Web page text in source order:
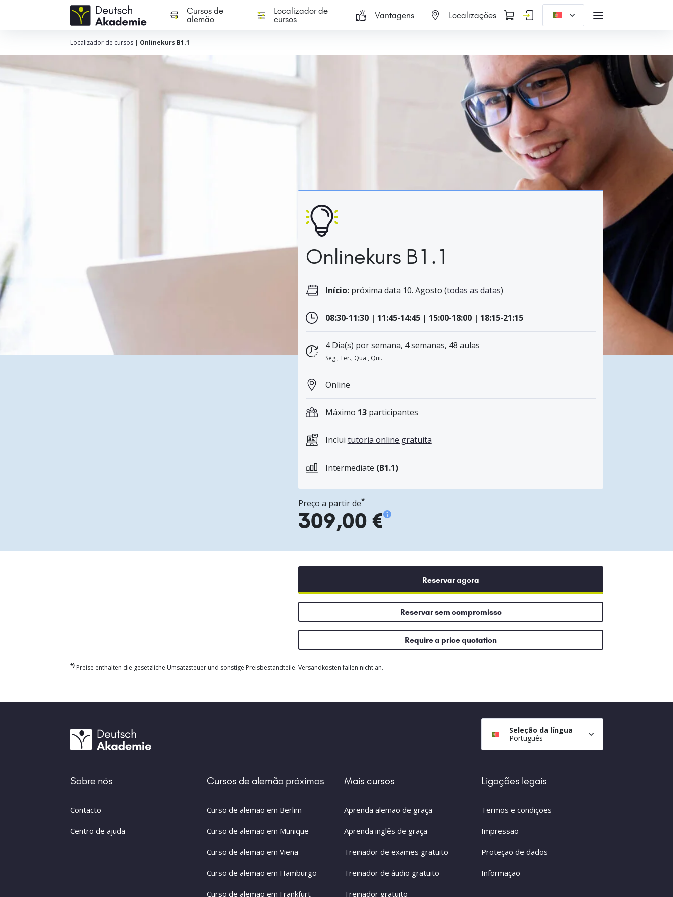
Cursos de
alemão
Localizador de
cursos
Vantagens Localizações
Localizador de cursos| Onlinekurs B1.1
Onlinekurs B1.1
Início:próxima data 10. Agosto (todas as datas)
08:30-11:30 | 11:45-14:45 | 15:00-18:00 | 18:15-21:15
4 Dia(s) por semana, 4 semanas, 48 aulas
Seg., Ter., Qua., Qui.
Online
Máximo 13participantes
Inclui tutoria online gratuita
Intermediate (B1.1)
Preço a partir de*
309,00 €
Reservar agora
Reservar sem compromisso
Require a price quotation
*)Preise enthalten die gesetzliche Umsatzsteuer und sonstige Preisbestandteile. Versandkosten fallen nicht an.
Seleção da língua
Português
Sobre nós
Contacto
Centro de ajuda
Cursos de alemão próximos
Curso de alemão em Berlim
Curso de alemão em Munique
Curso de alemão em Viena
Curso de alemão em Hamburgo
Curso de alemão em Frankfurt
Mais cursos
Aprenda alemão de graça
Aprenda inglês de graça
Treinador de exames gratuito
Treinador de áudio gratuito
Treinador gratuito
Ligações legais
Termos e condições
Impressão
Proteção de dados
Informação